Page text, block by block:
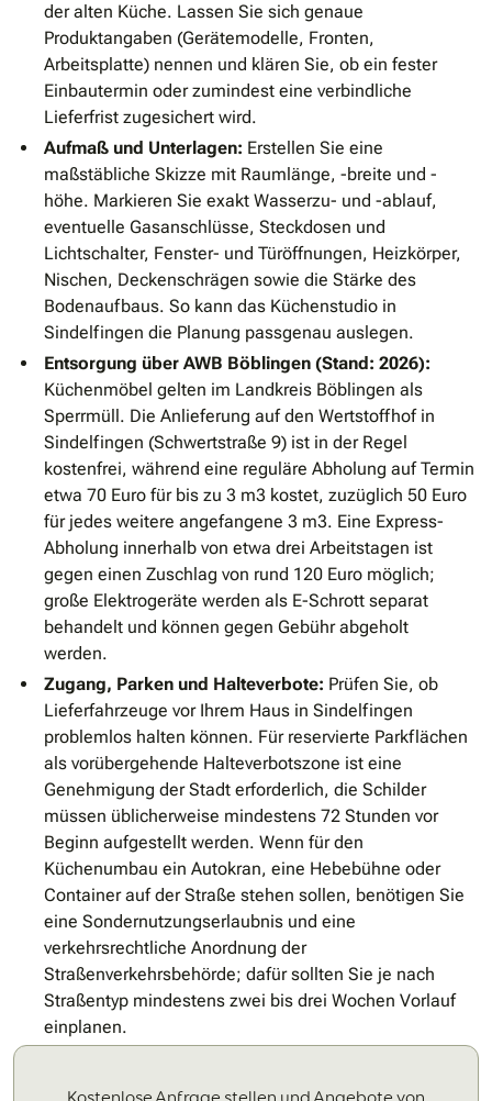
der alten Küche. Lassen Sie sich genaue
Produktangaben (Gerätemodelle, Fronten,
Arbeitsplatte) nennen und klären Sie, ob ein fester
Einbautermin oder zumindest eine verbindliche
Lieferfrist zugesichert wird.
Aufmaß und Unterlagen: Erstellen Sie eine
maßstäbliche Skizze mit Raumlänge, -breite und -
höhe. Markieren Sie exakt Wasserzu- und -ablauf,
eventuelle Gasanschlüsse, Steckdosen und
Lichtschalter, Fenster- und Türöffnungen, Heizkörper,
Nischen, Deckenschrägen sowie die Stärke des
Bodenaufbaus. So kann das Küchenstudio in
Sindelfingen die Planung passgenau auslegen.
Entsorgung über AWB Böblingen (Stand: 2026):
Küchenmöbel gelten im Landkreis Böblingen als
Sperrmüll. Die Anlieferung auf den Wertstoffhof in
Sindelfingen (Schwertstraße 9) ist in der Regel
kostenfrei, während eine reguläre Abholung auf Termin
etwa 70 Euro für bis zu 3 m3 kostet, zuzüglich 50 Euro
für jedes weitere angefangene 3 m3. Eine Express-
Abholung innerhalb von etwa drei Arbeitstagen ist
gegen einen Zuschlag von rund 120 Euro möglich;
große Elektrogeräte werden als E-Schrott separat
behandelt und können gegen Gebühr abgeholt
werden.
Zugang, Parken und Halteverbote: Prüfen Sie, ob
Lieferfahrzeuge vor Ihrem Haus in Sindelfingen
problemlos halten können. Für reservierte Parkflächen
als vorübergehende Halteverbotszone ist eine
Genehmigung der Stadt erforderlich, die Schilder
müssen üblicherweise mindestens 72 Stunden vor
Beginn aufgestellt werden. Wenn für den
Küchenumbau ein Autokran, eine Hebebühne oder
Container auf der Straße stehen sollen, benötigen Sie
eine Sondernutzungserlaubnis und eine
verkehrsrechtliche Anordnung der
Straßenverkehrsbehörde; dafür sollten Sie je nach
Straßentyp mindestens zwei bis drei Wochen Vorlauf
einplanen.